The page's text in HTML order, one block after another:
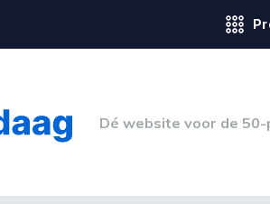
Dé website voor de 50-